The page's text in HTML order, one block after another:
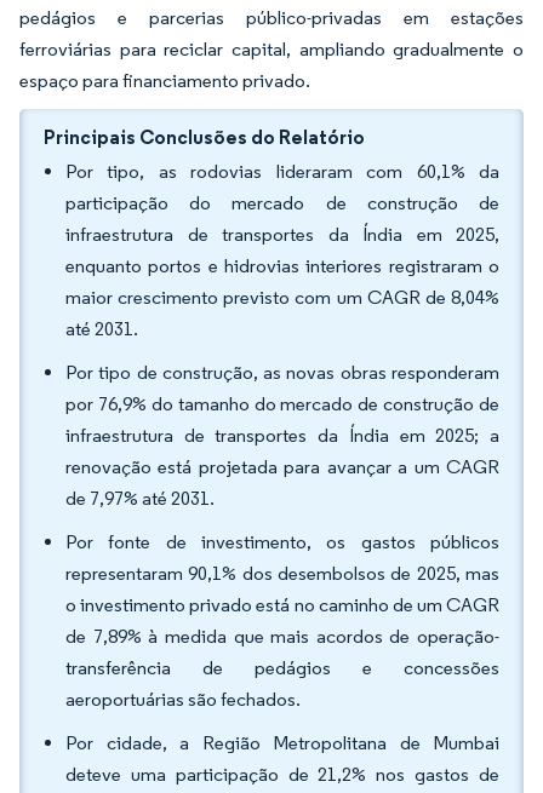
pedágios e parcerias público-privadas em estações
ferroviárias para reciclar capital, ampliando gradualmente o
espaço para financiamento privado.
Principais Conclusões do Relatório
Por tipo, as rodovias lideraram com 60,1% da
participação do mercado de construção de
infraestrutura de transportes da Índia em 2025,
enquanto portos e hidrovias interiores registraram o
maior crescimento previsto com um CAGR de 8,04%
até 2031.
Por tipo de construção, as novas obras responderam
por 76,9% do tamanho do mercado de construção de
infraestrutura de transportes da Índia em 2025; a
renovação está projetada para avançar a um CAGR
de 7,97% até 2031.
Por fonte de investimento, os gastos públicos
representaram 90,1% dos desembolsos de 2025, mas
o investimento privado está no caminho de um CAGR
de 7,89% à medida que mais acordos de operação-
transferência de pedágios e concessões
aeroportuárias são fechados.
Por cidade, a Região Metropolitana de Mumbai
deteve uma participação de 21,2% nos gastos de